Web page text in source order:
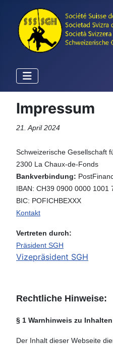
Impressum
21. April 2024
Schweizerische Gesellschaft
2300 La Chaux-de-Fonds
Bankverbindung:
IBAN: CH39 0900 0000 1001
BIC: POFICHBEXXX
Kontakt
Vertreten durch:
Präsident SGH
Vizepräsident SGH
Rechtliche Hinweise:
§ 1 Warnhinweis zu Inhalten
Der Inhalt dieser Webseite